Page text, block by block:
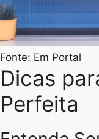
Fonte: Em Portal
Dicas
Perfeita